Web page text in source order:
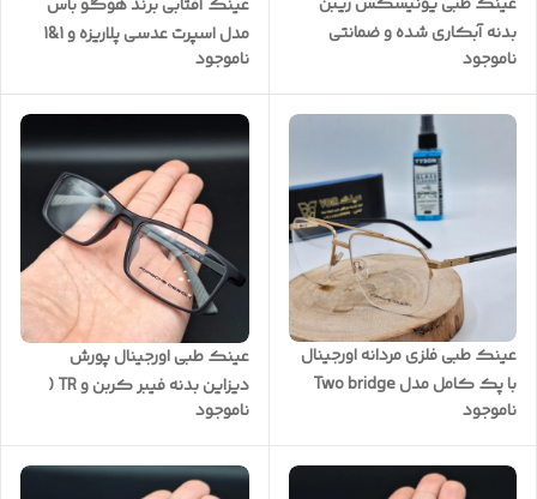
بدنه آبکاری شده و ضمانتی
A+++ کد RB700
ناموجود
عینک آفتابی برند هوگو باس
مدل اسپرت عدسی پلاریزه و 1&1
کیفیت عالی کد : B809
ناموجود
عینک طبی فلزی مردانه اورجینال
با پک کامل مدل Two bridge
کد xy2021
ناموجود
عینک طبی اورجینال پورش
دیزاین بدنه فیبر کربن و TR (
نشکن ) کد 5090
ناموجود